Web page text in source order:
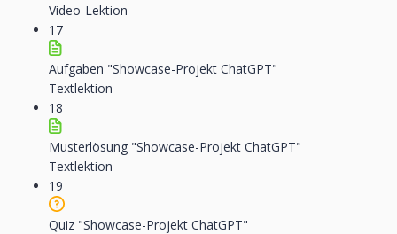
Video-Lektion
17
Aufgaben "Showcase-Projekt ChatGPT"
Textlektion
18
Musterlösung "Showcase-Projekt ChatGPT"
Textlektion
19
Quiz "Showcase-Projekt ChatGPT"